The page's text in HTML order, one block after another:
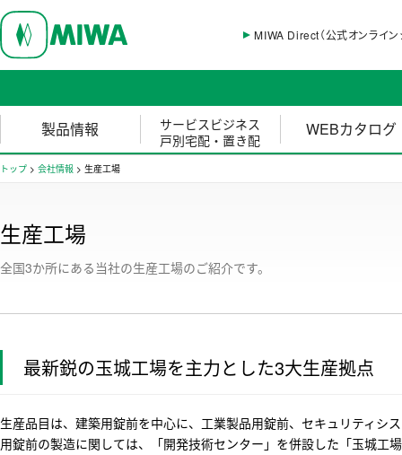
MIWA Direct（公式オンライン
製品情報
サービスビジネス
戸別宅配・置き配
WEBカタログ
トップ > 会社情報 > 生産工場
生産工場
全国3か所にある当社の生産工場のご紹介です。
最新鋭の玉城工場を主力とした3大生産拠点
生産品目は、建築用錠前を中心に、工業製品用錠前、セキュリティシ
用錠前の製造に関しては、「開発技術センター」を併設した「玉城工